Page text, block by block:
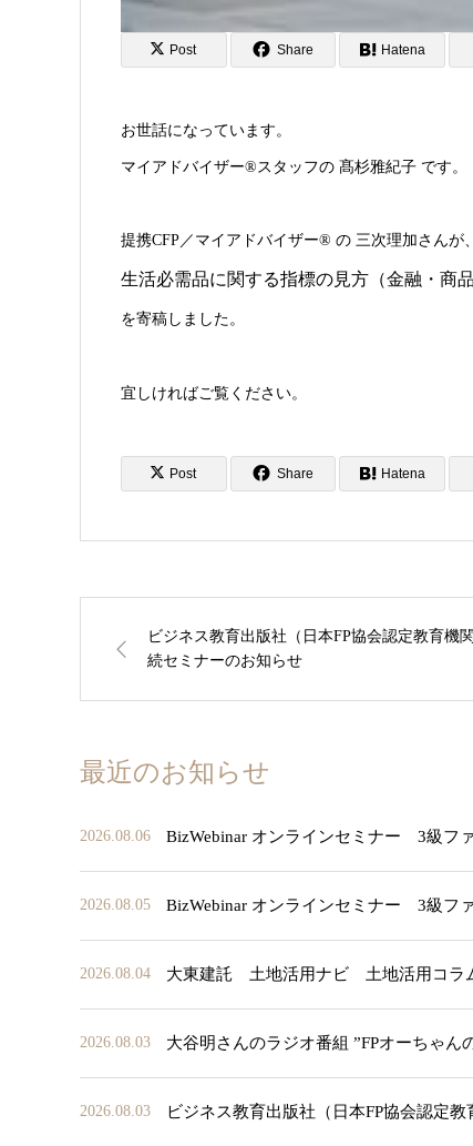
Post Share Hatena
お世話になっています。
マイアドバイザー®スタッフの 髙杉雅紀子 です。
提携CFP／マイアドバイザー® の 三次理加さんが、
生活必需品に関する指標の見方（金融・商品
を寄稿しました。
宜しければご覧ください。
Post Share Hatena
ビジネス教育出版社（日本FP協会認定教育機
続セミナーのお知らせ
最近のお知らせ
2026.08.06 BizWebinar オンラインセミナー 3級フ
2026.08.05 BizWebinar オンラインセミナー 3級フ
2026.08.04 大東建託 土地活用ナビ 土地活用コラ
2026.08.03 大谷明さんのラジオ番組 ”FPオーちゃん
2026.08.03 ビジネス教育出版社（日本FP協会認定